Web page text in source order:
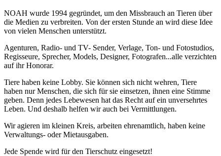
NOAH wurde 1994 gegründet, um den Missbrauch an Tieren über
die Medien zu verbreiten. Von der ersten Stunde an wird diese Idee
von vielen Menschen unterstützt.
Agenturen, Radio- und TV- Sender, Verlage, Ton- und Fotostudios,
Regisseure, Sprecher, Models, Designer, Fotografen...alle verzichten
auf ihr Honorar.
Tiere haben keine Lobby. Sie können sich nicht wehren, Tiere
haben nur Menschen, die sich für sie einsetzen, ihnen eine Stimme
geben. Denn jedes Lebewesen hat das Recht auf ein unversehrtes
Leben. Und deshalb helfen wir auch bei Vermittlungen.
Wir agieren im kleinen Kreis, arbeiten ehrenamtlich, haben keine
Verwaltungs- oder Mietausgaben.
Jede Spende wird für den Tierschutz eingesetzt!